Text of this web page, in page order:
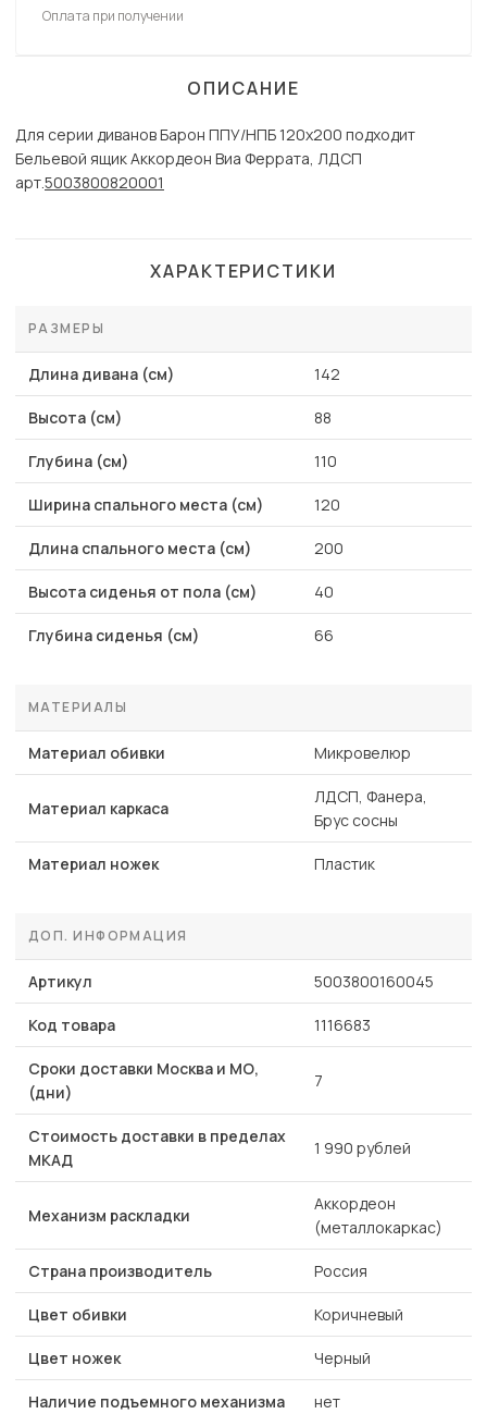
Оплата при получении
ОПИСАНИЕ
Для серии диванов Барон ППУ/НПБ 120х200 подходит
Бельевой ящик Аккордеон Виа Феррата, ЛДСП
арт.5003800820001
ХАРАКТЕРИСТИКИ
РАЗМЕРЫ
Длина дивана (см) 142
Высота (см) 88
Глубина (см) 110
Ширина спального места (см) 120
Длина спального места (см) 200
Высота сиденья от пола (см) 40
Глубина сиденья (см) 66
МАТЕРИАЛЫ
Материал обивки Микровелюр
Материал каркаса
ЛДСП, Фанера,
Брус сосны
Материал ножек Пластик
ДОП. ИНФОРМАЦИЯ
Артикул 5003800160045
Код товара 1116683
Сроки доставки Москва и МО,
(дни)
7
Стоимость доставки в пределах
МКАД
1 990 рублей
Механизм раскладки
Аккордеон
(металлокаркас)
Страна производитель Россия
Цвет обивки Коричневый
Цвет ножек Черный
Наличие подъемного механизма нет